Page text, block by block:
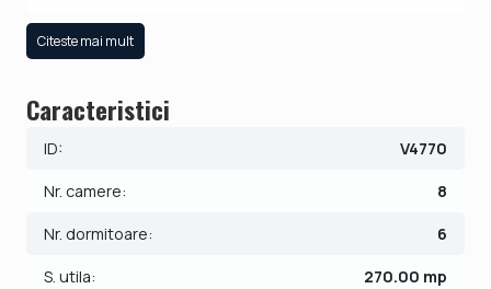
FOXFORT Imobiliare propune de vanzare casa tip
individuala, formata din 2 corpuri de cladire. Prima
construita in anul 1970 si renovata complet in anul 2022.
alcatuita din 2 dormitoare, 1 living, 1 bucatarie si o baie.
- Usi interioare: lemn;
- Podele: parchet, gresie.
Citeste mai mult
Caracteristici
ID: V4770
Nr. camere: 8
Nr. dormitoare: 6
S. utila: 270.00 mp